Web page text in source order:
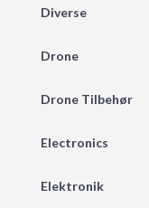
Diverse
Drone
Drone Tilbehør
Electronics
Elektronik